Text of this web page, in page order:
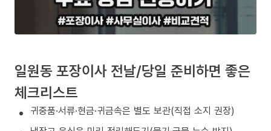
일원동 포장이사 전날/당일 준비하면 좋은
체크리스트
귀중품·서류·현금·귀금속은 별도 보관(직접 소지 권장)